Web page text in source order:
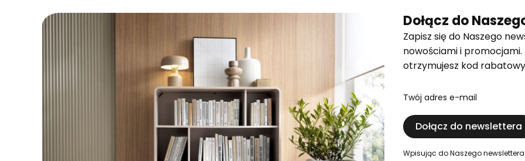
Dołącz do
Zapisz się do Naszego
nowościami i
otrzymujesz kod
Twój adres e-mail
Dołącz do newslettera
Wpisując do Naszego